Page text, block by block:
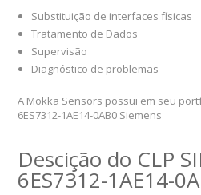
Substituição de interfaces físicas
Tratamento de Dados
Supervisão
Diagnóstico de problemas
A Mokka Sensors possui em seu
6ES7312-1AE14-0AB0 Siemens
Descição do CLP
6ES7312-1AE14-